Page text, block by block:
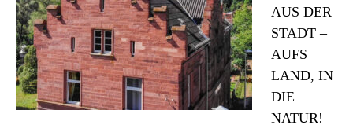
AUS DER
STADT –
AUFS
LAND, IN
DIE
NATUR!